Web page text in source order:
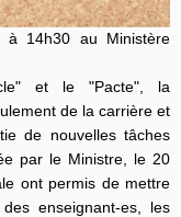
à 14h30 au Ministère
et le "Pacte", la
de la carrière et
de nouvelles tâches
par le Ministre, le 20
ont permis de mettre
enseignant-es, les